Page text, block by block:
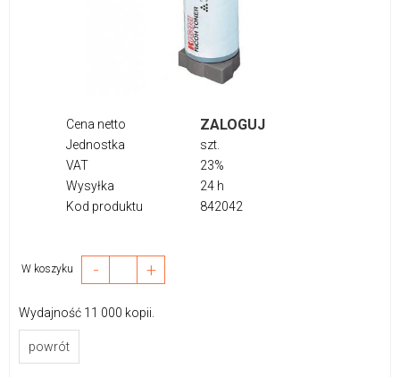
Cena netto ZALOGUJ
Jednostka
szt.
VAT
23%
Wysyłka
24 h
Kod produktu
842042
W koszyku - +
Wydajność 11 000 kopii.
powrót